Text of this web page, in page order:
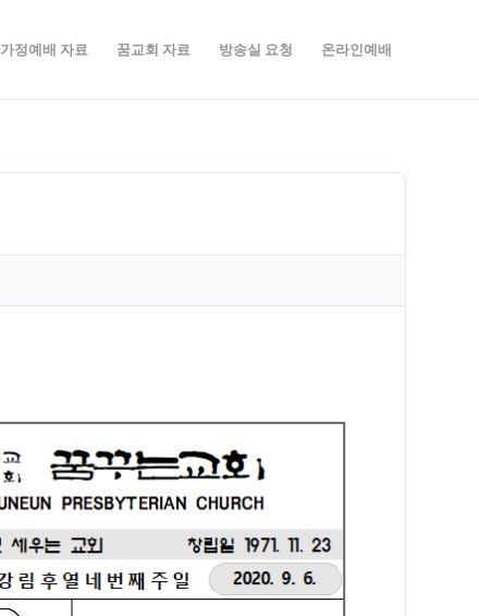
가정예배 자료 꿈교회 자료 방송실 요청 온라인예배